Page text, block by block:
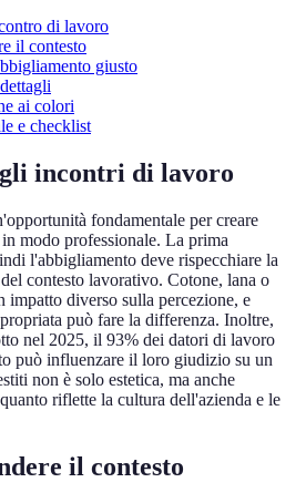
di lavoro
il contesto
giusto
ai colori
e checklist
incontri di lavoro
fondamentale per creare
modo professionale. La prima
l'abbigliamento deve rispecchiare la
contesto lavorativo. Cotone, lana o
impatto diverso sulla percezione, e
può fare la differenza. Inoltre,
nel 2025, il 93% dei datori di lavoro
può influenzare il loro giudizio su un
non è solo estetica, ma anche
riflette la cultura dell'azienda e le
il contesto